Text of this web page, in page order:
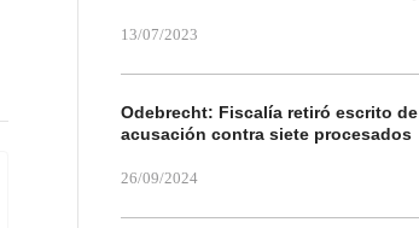
13/07/2023
Odebrecht: Fiscalía retiró escrito de
acusación contra siete procesados
26/09/2024